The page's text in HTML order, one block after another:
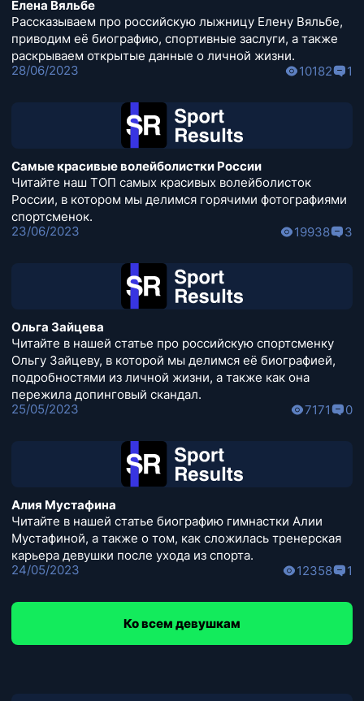
Елена Вяльбе
Рассказываем про российскую лыжницу Елену Вяльбе,
приводим её биографию, спортивные заслуги, а также
раскрываем открытые данные о личной жизни.
28/06/2023
10182 1
Самые красивые волейболистки России
Читайте наш ТОП самых красивых волейболисток
России, в котором мы делимся горячими фотографиями
спортсменок.
23/06/2023
19938 3
Ольга Зайцева
Читайте в нашей статье про российскую спортсменку
Ольгу Зайцеву, в которой мы делимся её биографией,
подробностями из личной жизни, а также как она
пережила допинговый скандал.
25/05/2023
7171 0
Алия Мустафина
Читайте в нашей статье биографию гимнастки Алии
Мустафиной, а также о том, как сложилась тренерская
карьера девушки после ухода из спорта.
24/05/2023
12358 1
Ко всем девушкам